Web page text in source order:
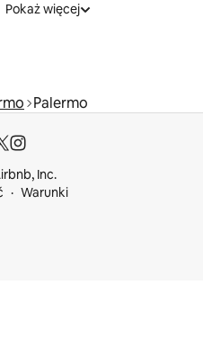
Pokaż więcej
Palermo
Inc.
Warunki